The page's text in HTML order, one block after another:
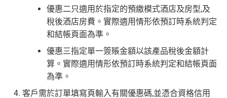
優惠二只適用於指定的預繳模式酒店及房型,及
稅後酒店房費。實際適用情形依預訂時系統判定
和結帳頁面為準。
優惠三指定單一簽賬金額以該產品稅後金額計
算。實際適用情形依預訂時系統判定和結帳頁面
為準。
客戶需於訂單填寫頁輸入有關優惠碼,並憑合資格信用